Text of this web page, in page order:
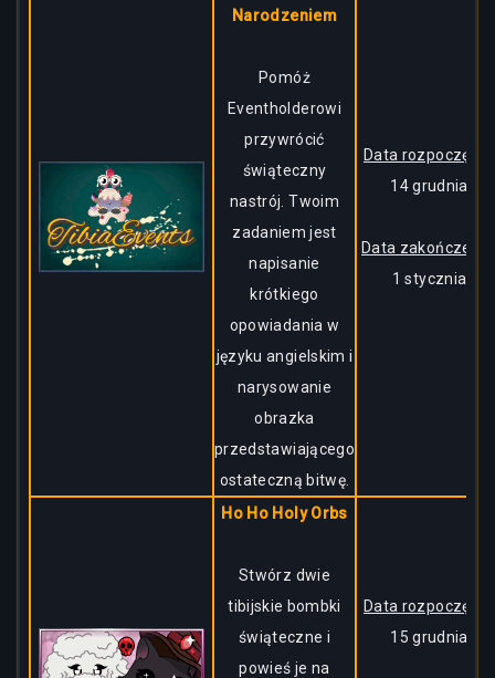
Narodzeniem
Pomóż
Eventholderowi
przywrócić
świąteczny
nastrój. Twoim
zadaniem jest
napisanie
krótkiego
opowiadania w
języku angielskim i
narysowanie
obrazka
przedstawiającego
ostateczną bitwę.
Data rozpoczęcia:
14 grudnia
Data
1 stycznia
Ho Ho Holy Orbs
Stwórz dwie
tibijskie bombki
świąteczne i
powieś je na
Data rozpoczęcia:
15 grudnia